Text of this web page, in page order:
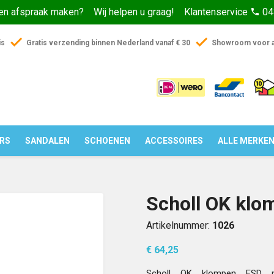
afspraak maken? Wij helpen u graag! Klantenservice phone
check Gratis verzending binnen Nederland vanaf € 30 check Showroom voor
SANDALEN SCHOENEN ACCESSOIRES ALLE MERKEN
Scholl OK
Artikelnummer: 1026
€ 64,25